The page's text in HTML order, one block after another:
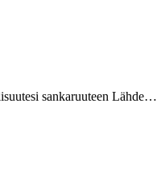
sankaruuteen Lähde…